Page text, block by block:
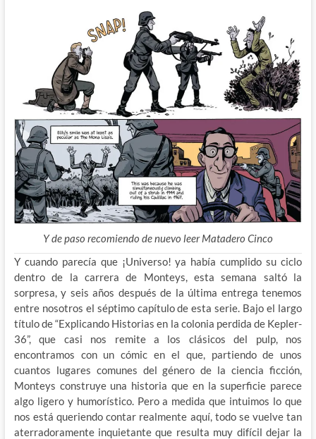
Y de paso recomiendo de nuevo leer Matadero Cinco
Y cuando parecía que ¡Universo! ya había cumplido su ciclo
dentro de la carrera de Monteys, esta semana saltó la
sorpresa, y seis años después de la última entrega tenemos
entre nosotros el séptimo capítulo de esta serie. Bajo el largo
título de “Explicando Historias en la colonia perdida de Kepler-
36”, que casi nos remite a los clásicos del pulp, nos
encontramos con un cómic en el que, partiendo de unos
cuantos lugares comunes del género de la ciencia ficción,
Monteys construye una historia que en la superficie parece
algo ligero y humorístico. Pero a medida que intuimos lo que
nos está queriendo contar realmente aquí, todo se vuelve tan
aterradoramente inquietante que resulta muy difícil dejar la